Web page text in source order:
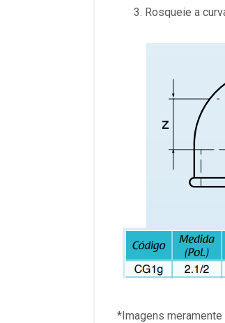
Rosqueie a
*Imagens meramente